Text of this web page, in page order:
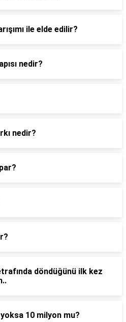
ile elde edilir?
nedir?
nedir?
döndüğünü ilk kez
10 milyon mu?